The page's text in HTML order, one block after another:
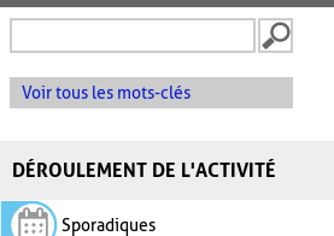
Voir tous les mots-clés
DÉROULEMENT DE L'ACTIVITÉ
Sporadiques